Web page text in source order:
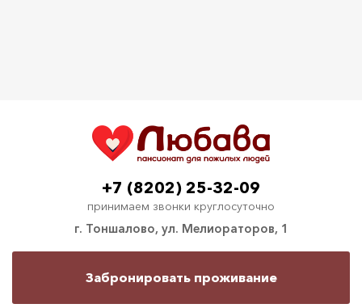
г. Тоншалово, ул. Мелиораторов, 1
+7 (8202) 25-32-09
принимаем звонки круглосуточно
Забронировать проживание